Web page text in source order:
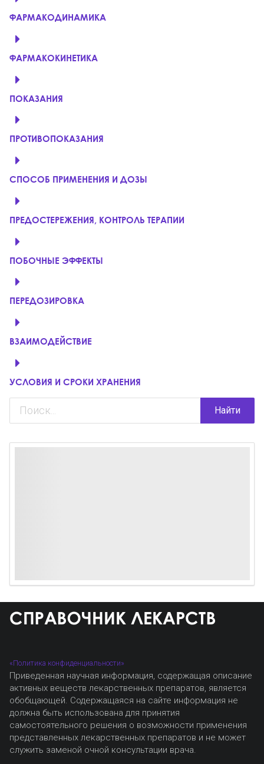
ФАРМАКОДИНАМИКА
ФАРМАКОКИНЕТИКА
ПОКАЗАНИЯ
ПРОТИВОПОКАЗАНИЯ
СПОСОБ ПРИМЕНЕНИЯ И ДОЗЫ
ПРЕДОСТЕРЕЖЕНИЯ, КОНТРОЛЬ ТЕРАПИИ
ПОБОЧНЫЕ ЭФФЕКТЫ
ПЕРЕДОЗИРОВКА
ВЗАИМОДЕЙСТВИЕ
УСЛОВИЯ И СРОКИ ХРАНЕНИЯ
Найти
«Политика конфиденциальности»
Приведенная научная информация, содержащая описание
активных веществ лекарственных препаратов, является
обобщающей. Содержащаяся на сайте информация не
должна быть использована для принятия
самостоятельного решения о возможности применения
представленных лекарственных препаратов и не может
служить заменой очной консультации врача.